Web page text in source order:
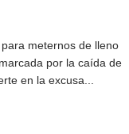
meternos de lleno
por la caída de
en la excusa...